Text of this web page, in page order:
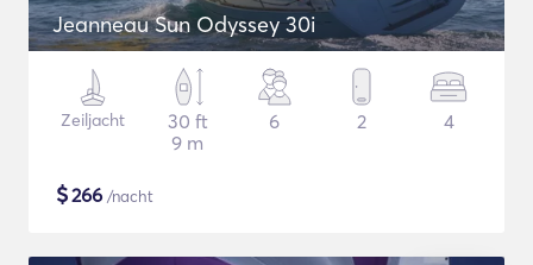
Jeanneau Sun Odyssey 30i
Zeiljacht
30 ft
9 m
6 2 4
$266 /nacht